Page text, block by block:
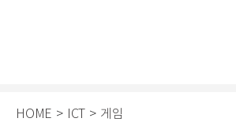
HOME > ICT > 게임